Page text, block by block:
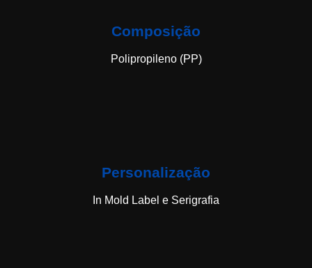
Composição
Polipropileno (PP)
Personalização
In Mold Label e Serigrafia